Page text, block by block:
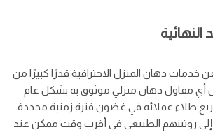
خدمات دهان المنزل الاحترافية قدرًا كبيرًا من
مقاول دهان منزلي موثوق به بشكل عام
طلاء عملائه في غضون فترة زمنية محددة.
إلى روتينهم الطبيعي في أقرب وقت ممكن عند